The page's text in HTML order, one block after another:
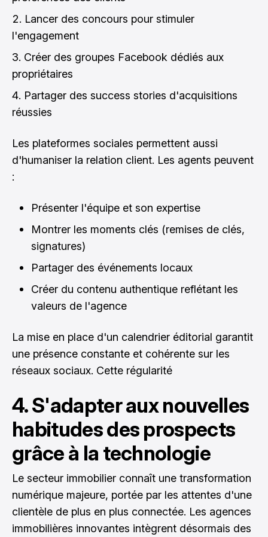
Lancer des concours pour stimuler
l'engagement
Créer des groupes Facebook dédiés aux
propriétaires
Partager des success stories d'acquisitions
réussies
Les plateformes sociales permettent aussi
d'humaniser la relation client. Les agents peuvent
:
Présenter l'équipe et son expertise
Montrer les moments clés (remises de clés,
signatures)
Partager des événements locaux
Créer du contenu authentique reflétant les
valeurs de l'agence
La mise en place d'un calendrier éditorial garantit
une présence constante et cohérente sur les
réseaux sociaux. Cette régularité
4. S'adapter aux nouvelles
habitudes des prospects
grâce à la technologie
Le secteur immobilier connaît une transformation
numérique majeure, portée par les attentes d'une
clientèle de plus en plus connectée. Les agences
immobilières innovantes intègrent désormais des